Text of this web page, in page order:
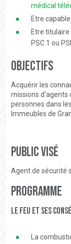
médical
Etre
Etre titulaire
PSC 1 ou
Objectifs
Acquérir les
missions d’agents
personnes dans
Immeubles de
Public visé
Agent de sécurité
Programme
Le feu et ses
La